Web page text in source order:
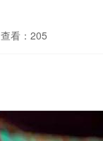
查看：205